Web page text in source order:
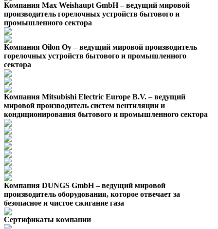
Компания Max Weishaupt GmbH – ведущий мировой
производитель горелочных устройств бытового и
промышленного сектора
Компания Oilon Oy – ведущий мировой производитель
горелочных устройств бытового и промышленного
сектора
Компания Mitsubishi Electric Europe B.V. – ведущий
мировой производитель систем вентиляции и
кондиционирования бытового и промышленного сектора
Компания DUNGS GmbH – ведущий мировой
производитель оборудования, которое отвечает за
безопасное и чистое сжигание газа
Сертификаты компании